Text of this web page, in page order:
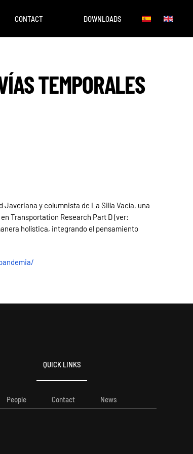
CONTACT DOWNLOADS
TEMPORALES
Javeriana y columnista de La Silla Vacía, una
Transportation Research Part D (ver:
holística, integrando el pensamiento
QUICK LINKS
People Contact News